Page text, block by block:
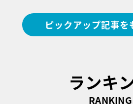
ピックアップ記事を
ランキ
RANKING